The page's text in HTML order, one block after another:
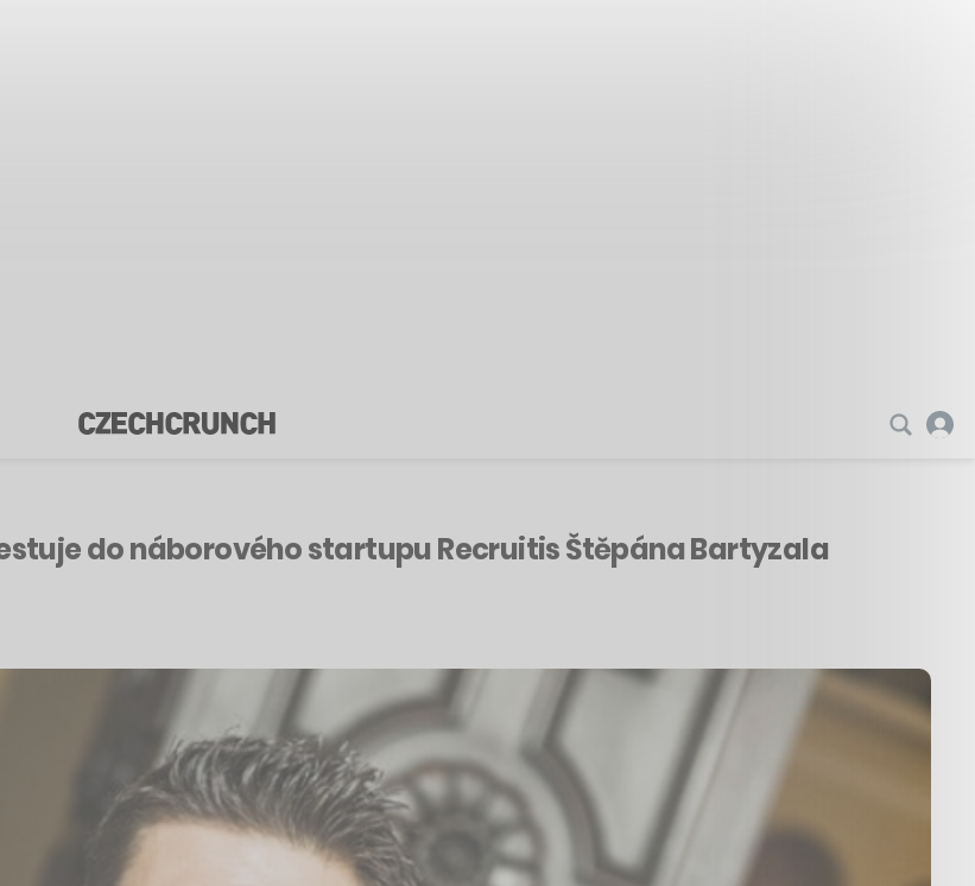
do náborového startupu Recruitis Štěpána Bartyzala